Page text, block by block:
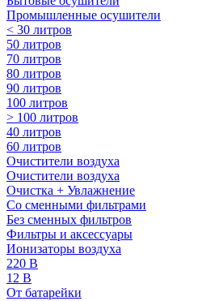
Промышленные осушители
< 30 литров
50 литров
70 литров
80 литров
90 литров
100 литров
> 100 литров
40 литров
60 литров
Очистители воздуха
Очистители воздуха
Очистка + Увлажнение
Cо сменными фильтрами
Без сменных фильтров
Фильтры и аксессуары
Ионизаторы воздуха
220 В
12 В
От батарейки